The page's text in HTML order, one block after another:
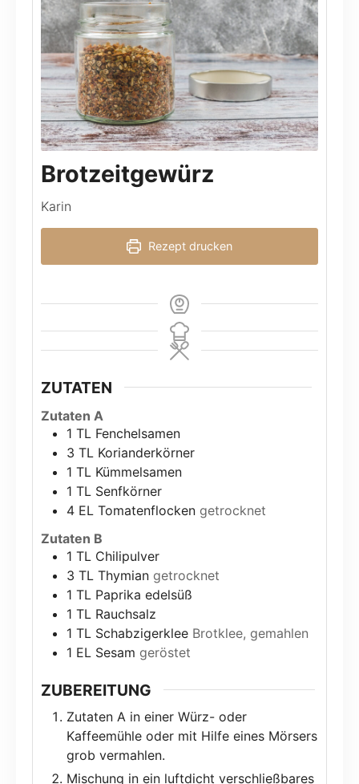
Brotzeitgewürz
Karin
Rezept drucken
ZUTATEN
Zutaten A
1 TL Fenchelsamen
3 TL Korianderkörner
1 TL Kümmelsamen
1 TL Senfkörner
4 EL Tomatenflocken getrocknet
Zutaten B
1 TL Chilipulver
3 TL Thymian getrocknet
1 TL Paprika edelsüß
1 TL Rauchsalz
1 TL Schabzigerklee Brotklee, gemahlen
1 EL Sesam geröstet
ZUBEREITUNG
Zutaten A in einer Würz- oder
Kaffeemühle oder mit Hilfe eines Mörsers
grob vermahlen.
Mischung in ein luftdicht verschließbares